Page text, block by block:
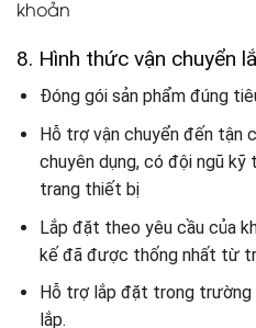
khoản
8. Hình thức vận chuyển
Đóng gói sản phẩm đúng
Hỗ trợ vận chuyển đến tận
chuyên dụng, có đội ngũ
trang thiết bị
Lắp đặt theo yêu cầu của
kế đã được thống nhất từ
Hỗ trợ lắp đặt trong trường
lắp.